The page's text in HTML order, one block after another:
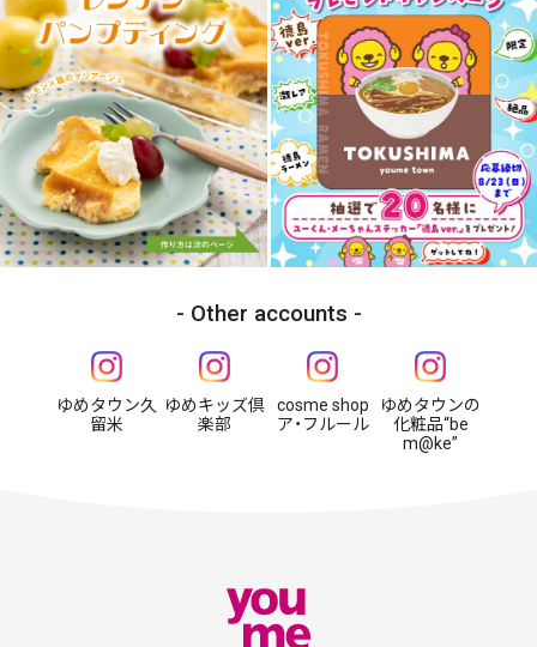
Other accounts
ゆめタウン久
留米
ゆめキッズ倶
楽部
cosme shop
ア・フルール
ゆめタウンの
化粧品“be
m@ke”